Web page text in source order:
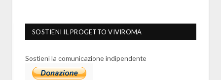
SOSTIENI IL PROGETTO VIVIROMA
Sostieni la comunicazione indipendente